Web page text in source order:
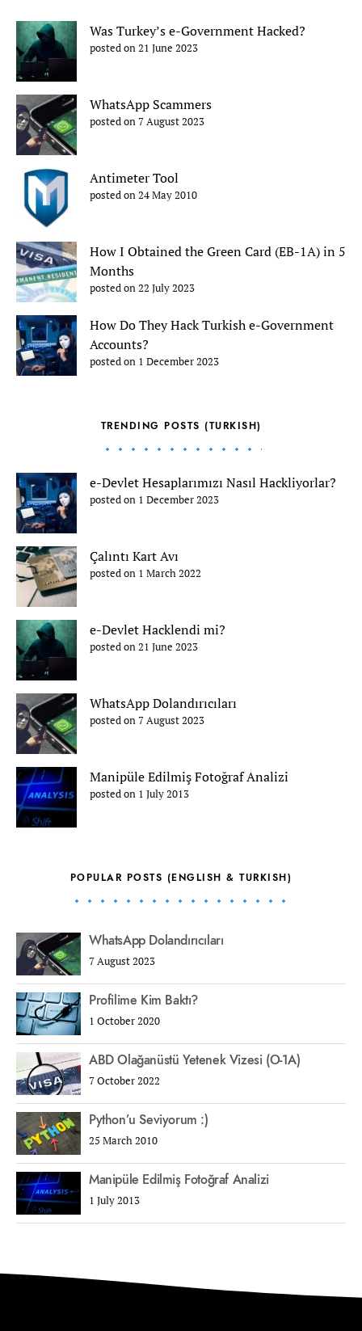
Was Turkey’s e-Government Hacked?
posted on 21 June 2023
WhatsApp Scammers
posted on 7 August 2023
Antimeter Tool
posted on 24 May 2010
How I Obtained the Green Card (EB-1A) in 5
Months
posted on 22 July 2023
How Do They Hack Turkish e-Government
Accounts?
posted on 1 December 2023
TRENDING POSTS (TURKISH)
e-Devlet Hesaplarımızı Nasıl Hackliyorlar?
posted on 1 December 2023
Çalıntı Kart Avı
posted on 1 March 2022
e-Devlet Hacklendi mi?
posted on 21 June 2023
WhatsApp Dolandırıcıları
posted on 7 August 2023
Manipüle Edilmiş Fotoğraf Analizi
posted on 1 July 2013
POPULAR POSTS (ENGLISH & TURKISH)
WhatsApp Dolandırıcıları
7 August 2023
Profilime Kim Baktı?
1 October 2020
ABD Olağanüstü Yetenek Vizesi (O-1A)
7 October 2022
Python’u Seviyorum :)
25 March 2010
Manipüle Edilmiş Fotoğraf Analizi
1 July 2013